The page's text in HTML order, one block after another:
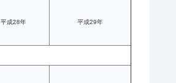
平成28年 平成29年